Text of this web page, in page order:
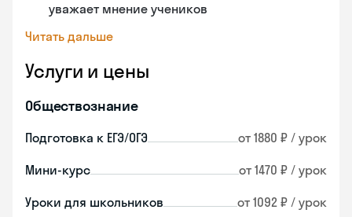
уважает мнение учеников
Читать дальше
Услуги и цены
Обществознание
Подготовка к ЕГЭ/ОГЭ от 1880 ₽ / урок
Мини-курс от 1470 ₽ / урок
Уроки для школьников от 1092 ₽ / урок